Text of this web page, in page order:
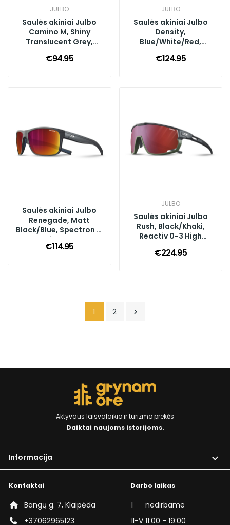
JULBO
Saulės akiniai Julbo
Camino M, Shiny
Translucent Grey,
Spectron 3, Gold Pink
€94.95
JULBO
Saulės akiniai Julbo
Density,
Blue/White/Red,
Spectron 3, Multilayer
Red
€124.95
Saulės akiniai Julbo
Renegade, Matt
Black/Blue, Spectron 3,
Multilayer Red
€114.95
JULBO
Saulės akiniai Julbo
Rush, Black/Khaki,
Reactiv 0-3 High
€224.95
1 2 
Aktyvaus laisvalaikio ir turizmo prekės
Daiktai naujoms istorijoms.
Informacija 
Kontaktai
Bangų g. 7, Klaipėda
+37062965123
Darbo laikas
I
nedirbame
II-V 11:00 - 19:00